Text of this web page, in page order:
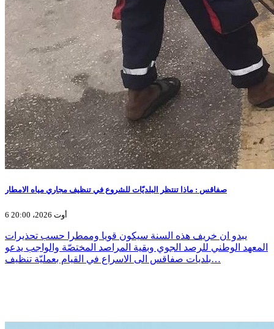
صفاقس : ماذا تنتظر البلديّات للشروع في تنظيف مجاري مياه الامطار
6 أوت 2026، 20:00
يبدو ان خريف هذه السنة سيكون قويا وممطرا حسب تحذيرات
المعهد الوطني للرصد الجوي وبقية المراصد المختصّة والواجب يدعو
بلديات صفاقس الى الاسراع في القيام بعمليّة تنظيف…